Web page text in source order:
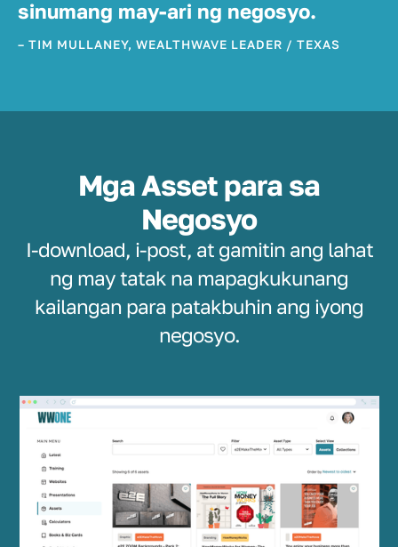
sinumang may-ari ng negosyo.
– TIM MULLANEY, WEALTHWAVE LEADER / TEXAS
Mga Asset para sa
Negosyo
I-download, i-post, at gamitin ang lahat
ng may tatak na mapagkukunang
kailangan para patakbuhin ang iyong
negosyo.